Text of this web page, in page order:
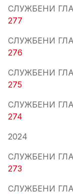
СЛУЖБЕНИ
277
СЛУЖБЕНИ
276
СЛУЖБЕНИ
275
СЛУЖБЕНИ
274
2024
СЛУЖБЕНИ
273
СЛУЖБЕНИ